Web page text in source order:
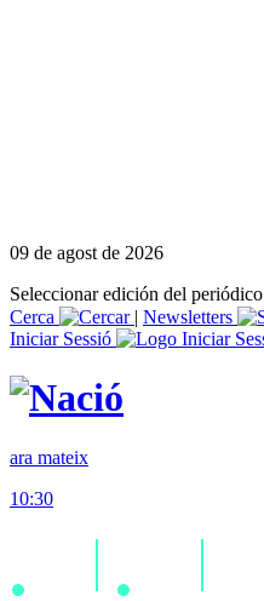
09 de agost de 2026
Seleccionar edición del periódico
Cerca
| Newsletters
Iniciar Sessió
ara mateix
10:30